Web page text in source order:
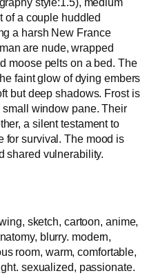
of a couple huddled
a harsh New France
are nude, wrapped
moose pelts on a bed. The
faint glow of dying embers
but deep shadows. Frost is
window pane. Their
a silent testament to
for survival. The mood is
shared vulnerability.
sketch, cartoon, anime,
blurry. modern,
room, warm, comfortable,
sexualized, passionate.